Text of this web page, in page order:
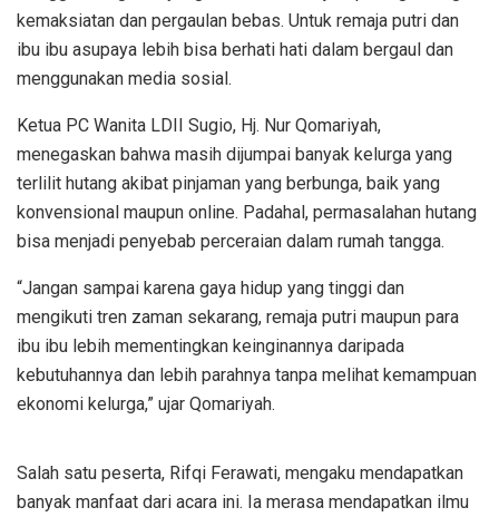
kemaksiatan dan pergaulan bebas. Untuk remaja putri dan
ibu ibu asupaya lebih bisa berhati hati dalam bergaul dan
menggunakan media sosial.
Ketua PC Wanita LDII Sugio, Hj. Nur Qomariyah,
menegaskan bahwa masih dijumpai banyak kelurga yang
terlilit hutang akibat pinjaman yang berbunga, baik yang
konvensional maupun online. Padahal, permasalahan hutang
bisa menjadi penyebab perceraian dalam rumah tangga.
“Jangan sampai karena gaya hidup yang tinggi dan
mengikuti tren zaman sekarang, remaja putri maupun para
ibu ibu lebih mementingkan keinginannya daripada
kebutuhannya dan lebih parahnya tanpa melihat kemampuan
ekonomi kelurga,” ujar Qomariyah.
Salah satu peserta, Rifqi Ferawati, mengaku mendapatkan
banyak manfaat dari acara ini. Ia merasa mendapatkan ilmu